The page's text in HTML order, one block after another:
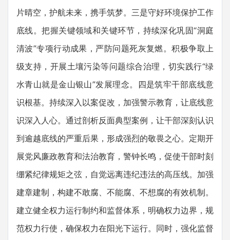
片晴空，护航未来，携手筑梦。三是守好环境保护工作
底线。把握关键领域和关键环节，持续深化巩固“洞庭
清波”专项行动成果，严防问题死灰复燃。积极争取上
级支持，开展土壤污染等问题综合治理，切实践行“绿
水青山就是金山银山”发展理念。四是筑牢干部底线意
识根基。持续深入以案促改，加强警示教育，让底线意
识深入人心。通过剖析反面典型案例，让干部深刻认识
到逾越底线的严重后果，形成强烈的敬畏之心。定期开
展党风廉政教育和法治教育，警钟长鸣，促使干部时刻
绷紧纪律规矩之弦，自觉远离违纪违法的高压线。加强
建章建制，构建不敢腐、不能腐、不想腐的有效机制。
建立健全权力运行制约和监督体系，明确权力边界，规
范权力行使，确保权力在阳光下运行。同时，强化监督